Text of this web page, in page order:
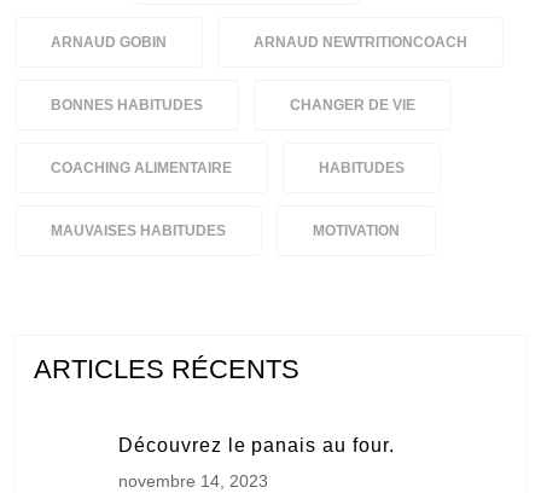
ARNAUD GOBIN ARNAUD NEWTRITIONCOACH
BONNES HABITUDES CHANGER DE VIE
COACHING ALIMENTAIRE HABITUDES
MAUVAISES HABITUDES MOTIVATION
ARTICLES RÉCENTS
Découvrez le panais au four.
novembre 14, 2023